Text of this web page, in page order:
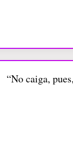
“No caiga,